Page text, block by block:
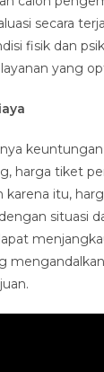
secara
fisik dan
yang
harga tiket
karena itu,
situasi